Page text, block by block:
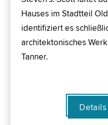
Hauses im Stadtteil
identifiziert es
architektonisches
Tanner.